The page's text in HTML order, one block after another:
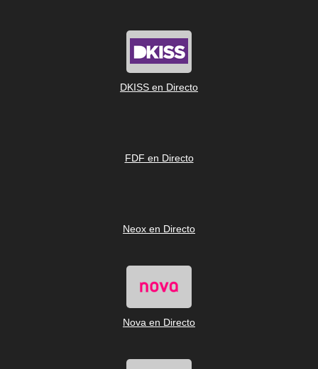
DKISS en Directo
FDF en Directo
Neox en Directo
Nova en Directo